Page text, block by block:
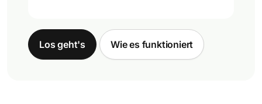
Los geht's Wie es funktioniert